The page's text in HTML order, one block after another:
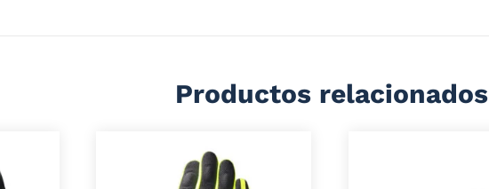
Productos relacionados